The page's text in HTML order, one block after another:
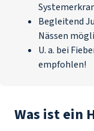
Begleitend
Nässen
U. a. bei
empfohlen!
Was ist ein